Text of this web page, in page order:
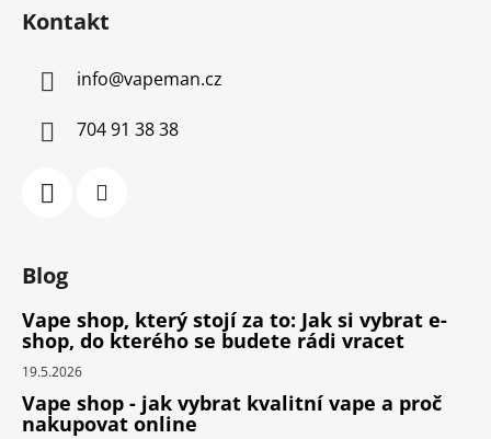
Kontakt
info@vapeman.cz
704 91 38 38
Blog
Vape shop, který stojí za to: Jak si vybrat e-
shop, do kterého se budete rádi vracet
19.5.2026
Vape shop - jak vybrat kvalitní vape a proč
nakupovat online